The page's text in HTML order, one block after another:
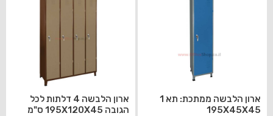
ארון הלבשה ממתכת: תא 1
195X45X45
ארון הלבשה 4 דלתות לכל
הגובה 195X120X45 ס"מ